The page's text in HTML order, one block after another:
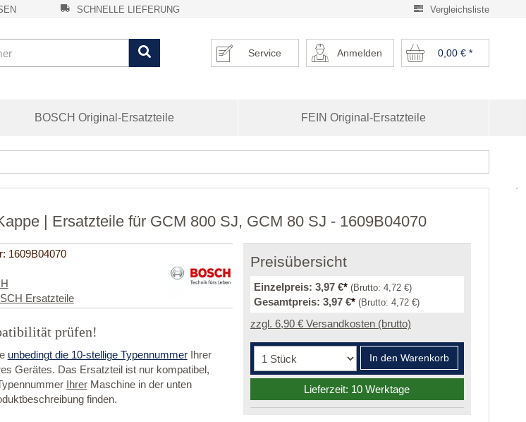
Vergleichsliste
SCHNELLE LIEFERUNG
0,00 €*
Anmelden
Service
BOSCH Original-Ersatzteile FEIN Original-Ersatzteile
| Ersatzteile für GCM 800 SJ, GCM 80 SJ - 1609B04070
1609B04070
Ersatzteile
prüfen!
unbedingt die 10-stellige TypennummerIhrer
Gerätes. Das Ersatzteil ist nur kompatibel,
IhrerMaschine in der unten
finden.
Preisübersicht
Einzelpreis: 3,97 €* (Brutto: 4,72 €)
Gesamtpreis: 3,97 €* (Brutto: 4,72 €)
zzgl. 6,90 € Versandkosten (brutto)
In den Warenkorb
Lieferzeit: 10 Werktage